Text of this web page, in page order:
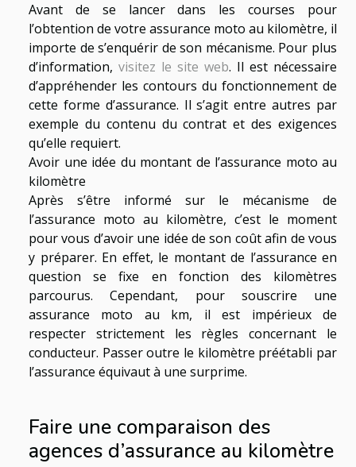
Avant de se lancer dans les courses pour
l’obtention de votre assurance moto au kilomètre, il
importe de s’enquérir de son mécanisme. Pour plus
d’information, visitez le site web. Il est nécessaire
d’appréhender les contours du fonctionnement de
cette forme d’assurance. Il s’agit entre autres par
exemple du contenu du contrat et des exigences
qu’elle requiert.
Avoir une idée du montant de l’assurance moto au
kilomètre
Après s’être informé sur le mécanisme de
l’assurance moto au kilomètre, c’est le moment
pour vous d’avoir une idée de son coût afin de vous
y préparer. En effet, le montant de l’assurance en
question se fixe en fonction des kilomètres
parcourus. Cependant, pour souscrire une
assurance moto au km, il est impérieux de
respecter strictement les règles concernant le
conducteur. Passer outre le kilomètre préétabli par
l’assurance équivaut à une surprime.
Faire une comparaison des
agences d’assurance au kilomètre